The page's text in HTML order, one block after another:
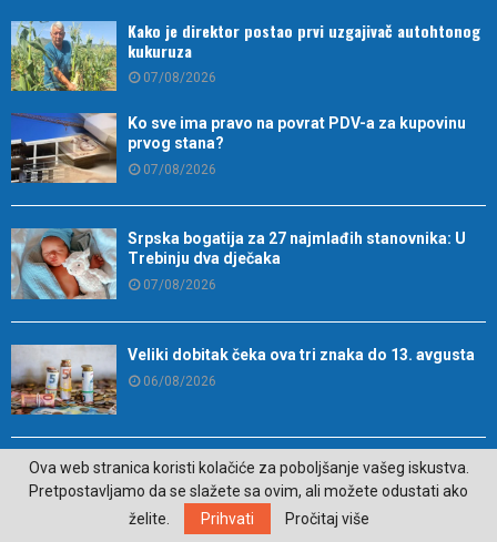
Kako je direktor postao prvi uzgajivač autohtonog
kukuruza
07/08/2026
Ko sve ima pravo na povrat PDV-a za kupovinu
prvog stana?
07/08/2026
Srpska bogatija za 27 najmlađih stanovnika: U
Trebinju dva dječaka
07/08/2026
Veliki dobitak čeka ova tri znaka do 13. avgusta
06/08/2026
Trebinje u znaku elektronske muzike (VIDEO)
06/08/2026
Ova web stranica koristi kolačiće za poboljšanje vašeg iskustva.
Pretpostavljamo da se slažete sa ovim, ali možete odustati ako
želite.
Prihvati Pročitaj više